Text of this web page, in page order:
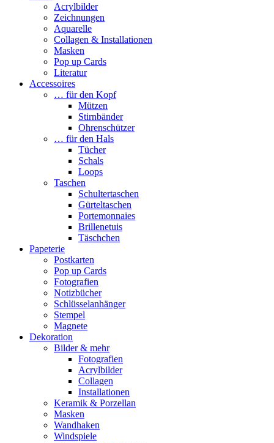
Acrylbilder
Zeichnungen
Aquarelle
Collagen & Installationen
Masken
Pop up Cards
Literatur
Accessoires
… für den Kopf
Mützen
Stirnbänder
Ohrenschützer
… für den Hals
Tücher
Schals
Loops
Taschen
Schultertaschen
Gürteltaschen
Portemonnaies
Brillenetuis
Täschchen
Papeterie
Postkarten
Pop up Cards
Fotografien
Notizbücher
Schlüsselanhänger
Stempel
Magnete
Dekoration
Bilder & mehr
Fotografien
Acrylbilder
Collagen
Installationen
Keramik & Porzellan
Masken
Wandhaken
Windspiele